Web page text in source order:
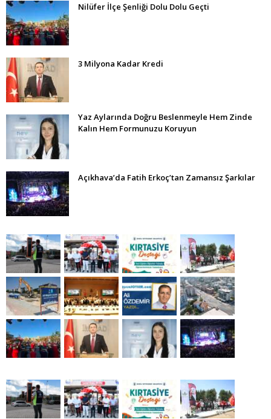
Nilüfer İlçe Şenliği Dolu Dolu Geçti
3 Milyona Kadar Kredi
Yaz Aylarında Doğru Beslenmeyle Hem Zinde
Kalın Hem Formunuzu Koruyun
Açıkhava’da Fatih Erkoç’tan Zamansız Şarkılar